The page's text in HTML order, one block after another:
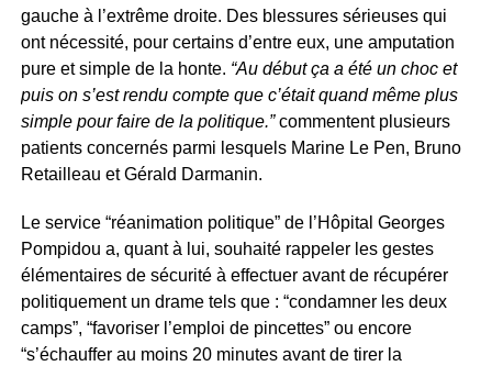
gauche à l’extrême droite. Des blessures sérieuses qui
ont nécessité, pour certains d’entre eux, une amputation
pure et simple de la honte. “Au début ça a été un choc et
puis on s’est rendu compte que c’était quand même plus
simple pour faire de la politique.”commentent plusieurs
patients concernés parmi lesquels Marine Le Pen, Bruno
Retailleau et Gérald Darmanin.
Le service “réanimation politique” de l’Hôpital Georges
Pompidou a, quant à lui, souhaité rappeler les gestes
élémentaires de sécurité à effectuer avant de récupérer
politiquement un drame tels que : “condamner les deux
camps”, “favoriser l’emploi de pincettes” ou encore
“s’échauffer au moins 20 minutes avant de tirer la